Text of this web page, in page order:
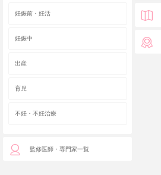
妊娠前・妊活
妊娠中
出産
育児
不妊・不妊治療
監修医師・専門家一覧